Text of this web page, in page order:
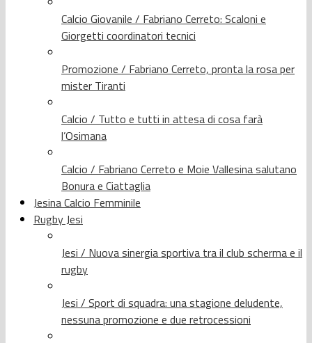
Calcio Giovanile / Fabriano Cerreto: Scaloni e
Giorgetti coordinatori tecnici
Promozione / Fabriano Cerreto, pronta la rosa per
mister Tiranti
Calcio / Tutto e tutti in attesa di cosa farà
l’Osimana
Calcio / Fabriano Cerreto e Moie Vallesina salutano
Bonura e Ciattaglia
Jesina Calcio Femminile
Rugby Jesi
Jesi / Nuova sinergia sportiva tra il club scherma e il
rugby
Jesi / Sport di squadra: una stagione deludente,
nessuna promozione e due retrocessioni